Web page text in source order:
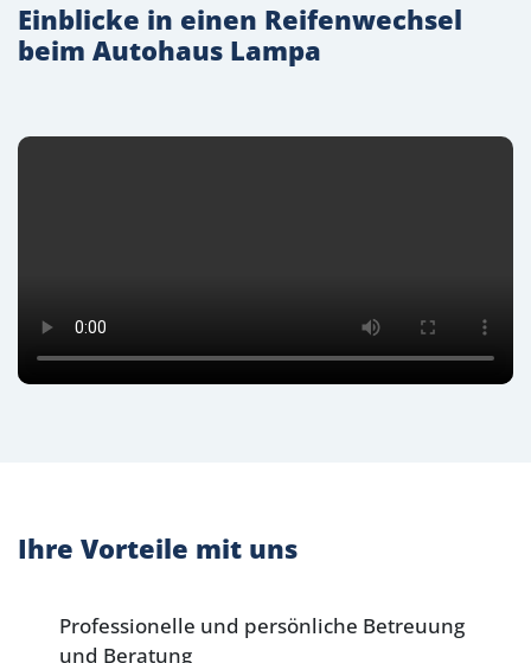
Einblicke in einen Reifenwechsel
beim Autohaus Lampa
Ihre Vorteile mit uns
Professionelle und persönliche Betreuung
und Beratung